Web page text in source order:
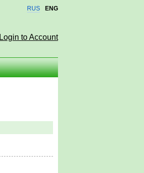
RUS ENG
Login to Account